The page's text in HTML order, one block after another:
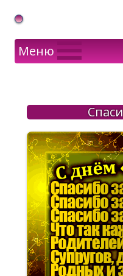
Gif Открытки в подарок
Меню